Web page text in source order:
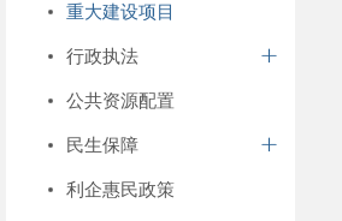
重大建设项目
行政执法
公共资源配置
民生保障
利企惠民政策